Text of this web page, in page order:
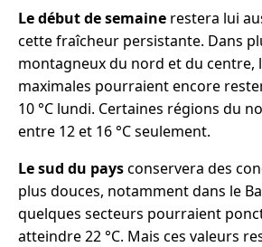
Le début de semaine restera lui
cette fraîcheur persistante. Dans
montagneux du nord et du centre,
maximales pourraient encore
10 °C lundi. Certaines régions du
entre 12 et 16 °C seulement.
Le sud du paysconservera des
plus douces, notamment dans le
quelques secteurs pourraient
atteindre 22 °C. Mais ces valeurs